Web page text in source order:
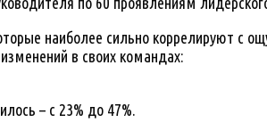
наиболее сильно коррелируют с
в своих командах:
– с 23% до 47%.